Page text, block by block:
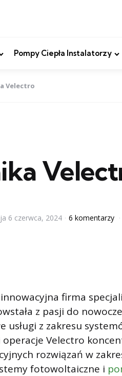
Pompy Ciepła Instalatorzy
Velectro
6 czerwca, 2024 6 komentarzy
firma
z pasji do
usługi z zakresu
operacje Velectro
rozwiązań w
fotowoltaiczne i